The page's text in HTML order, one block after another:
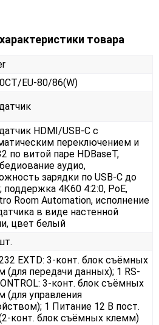
товара
EU-80/86(W)
HDMI/USB-C с
переключением и
по витой паре HDBaseT,
аудио,
зарядки по USB-C до
поддержка 4К60 4:2:0, PoE,
Room Automation, исполнение
в виде настенной
цвет белый
EXTD: 3-конт. блок съёмных
(для передачи данных); 1 RS-
3-конт. блок съёмных
(для управления
1 Питание 12 В пост.
конт. блок съёмных клемм)